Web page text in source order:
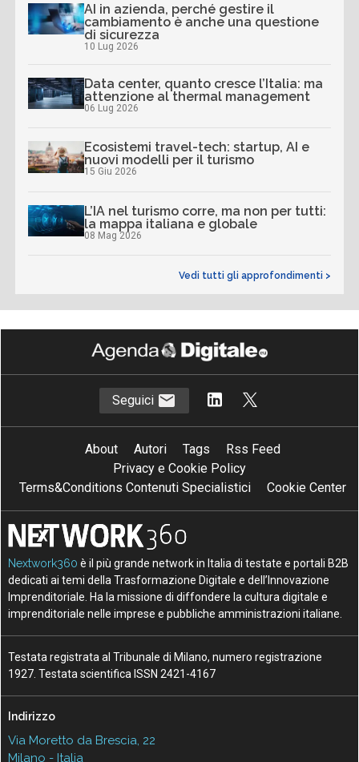
AI in azienda, perché gestire il
cambiamento è anche una questione
di sicurezza
10 Lug 2026
Data center, quanto cresce l’Italia: ma
attenzione al thermal management
06 Lug 2026
Ecosistemi travel-tech: startup, AI e
nuovi modelli per il turismo
15 Giu 2026
L’IA nel turismo corre, ma non per tutti:
la mappa italiana e globale
08 Mag 2026
Vedi tutti gli approfondimenti >
Seguici
About Autori Tags
Rss Feed
Privacy e Cookie Policy
Terms&Conditions Contenuti Specialistici
Cookie Center
Nextwork360 è il più grande network in Italia di testate e portali B2B
dedicati ai temi della Trasformazione Digitale e dell’Innovazione
Imprenditoriale. Ha la missione di diffondere la cultura digitale e
imprenditoriale nelle imprese e pubbliche amministrazioni italiane.
Testata registrata al Tribunale di Milano, numero registrazione
1927. Testata scientifica ISSN 2421-4167
Indirizzo
Via Moretto da Brescia, 22
Milano - Italia